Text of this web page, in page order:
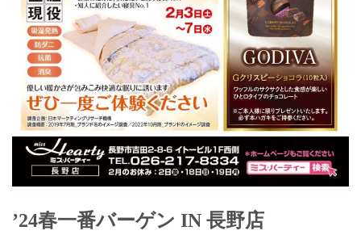
’24春一番バーゲン IN 長野店